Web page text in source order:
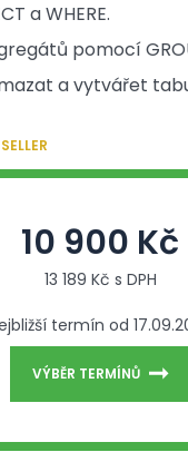
a WHERE.
pomocí
a vytvářet
10 900 Kč
13 189 Kč s DPH
termín od
VÝBĚR TERMÍNŮ